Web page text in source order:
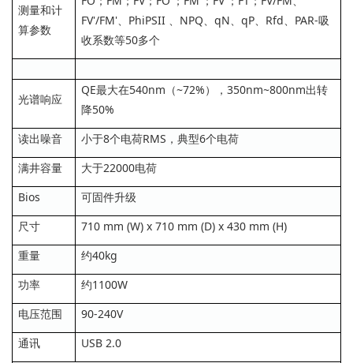
测量和计
算参数
FV'/FM'、PhiPSII 、NPQ、qN、qP、Rfd、PAR-吸
收系数等50多个
光谱响应
QE最大在540nm（~72%），350nm~800nm出转
降50%
读出噪音
小于8个电荷RMS，典型6个电荷
满井容量
大于22000电荷
Bios
可固件升级
尺寸
710 mm (W) x 710 mm (D) x 430 mm (H)
重量
约40kg
功率
约1100W
电压范围
90-240V
通讯
USB 2.0